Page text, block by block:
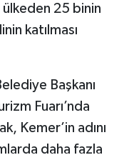
25 binin
katılması
Başkanı
Fuarı’nda
Kemer’in adını
daha fazla